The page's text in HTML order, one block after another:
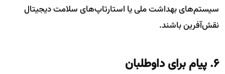
سیستم‌های بهداشت ملی یا استارتاپ‌های سلامت دیجیتال
نقش‌آفرین باشند.
۶. پیام برای داوطلبان